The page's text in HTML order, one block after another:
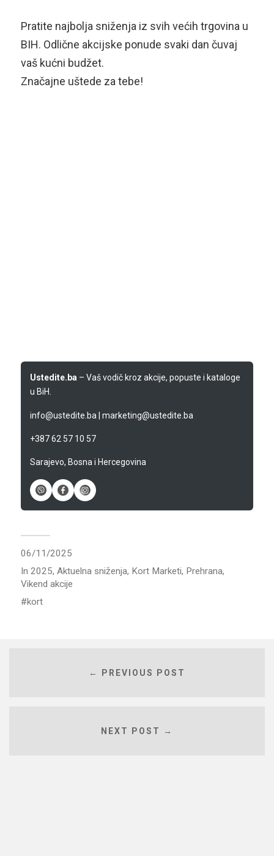
Pratite najbolja sniženja iz svih većih trgovina u
BIH. Odlične akcijske ponude svaki dan čuvaj
vaš kućni budžet.
Značajne uštede za tebe!
Ustedite.ba– Vaš vodič kroz akcije, popuste i kataloge
u BiH.
info@ustedite.ba marketing@ustedite.ba
+387 62 57 10 57
Sarajevo, Bosna i Hercegovina
06/11/2025
In 2025, Aktuelna sniženja, Kort Marketi, Prehrana,
Vikend akcije
kort
← PREVIOUS POST
NEXT POST →